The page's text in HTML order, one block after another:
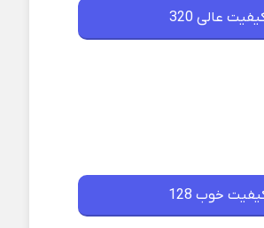
عالی 320
خوب 128